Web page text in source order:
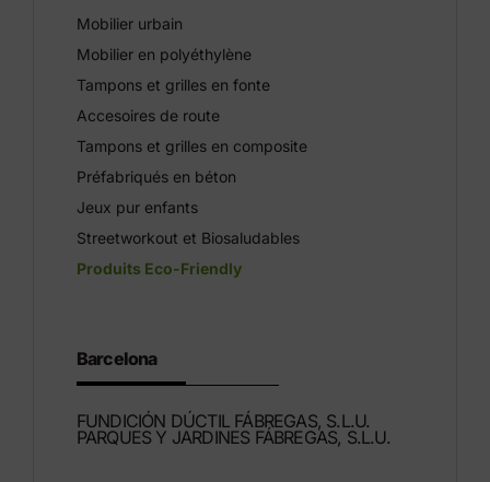
Mobilier urbain
Mobilier en polyéthylène
Tampons et grilles en fonte
Accesoires de route
Tampons et grilles en composite
Préfabriqués en béton
Jeux pur enfants
Streetworkout et Biosaludables
Produits Eco-Friendly
Barcelona
FUNDICIÓN DÚCTIL FÁBREGAS, S.L.U.
PARQUES Y JARDINES FÁBREGAS, S.L.U.